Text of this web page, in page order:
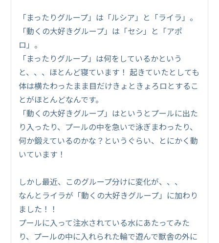
「まったりグループ」は「ルシア」と「ライラ」。
「動くの大好きグループ」は「セシ」と「アポ
ロ」。
「まったりグループ」は何をしているかという
と、、、ほとんど寝ています！ 起きていたとしても
体は横たわったまま目だけきょときょろロとするこ
とがほとんどなんです。
「動くの大好きグループ」はというとプールに出た
り入ったり、プールの中を急いで泳ぎまわったり、
何か鍛えているのかな？というぐらい、とにかく動
いています！
しかし最近、このグループ分けに変化が、、、
なんとライラが「動くの大好きグループ」に加わり
ました！！
プールに入って注水されている水にあたってみた
り、プールの中に入れられた輪で遊んで獣舎の外に